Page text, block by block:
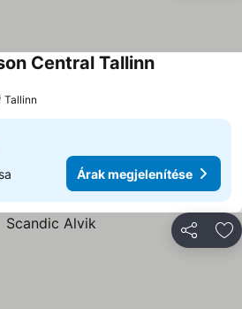
Central TallinnÁrak
Tallinn
Árak megjelenítése